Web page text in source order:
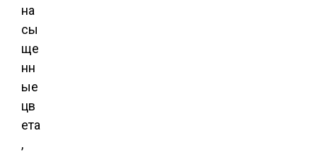
на
сы
ще
нн
ые
цв
ета
,